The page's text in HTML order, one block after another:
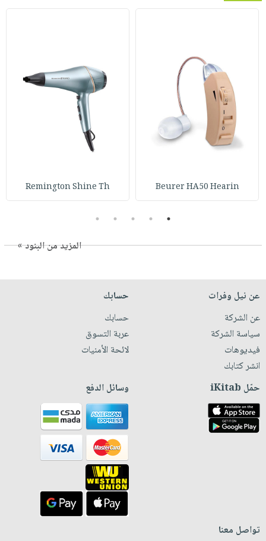
Beurer HA50 Hearin
Remington Shine Th
1
2
3
4
5
المزيد من البنود »
عن نيل وفرات
عن الشركة
سياسة الشركة
فيديوهات
انشر كتابك
حسابك
حسابك
عربة التسوق
لائحة الأمنيات
حمّل iKitab وسائل الدفع
تواصل معنا